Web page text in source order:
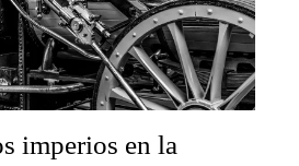
imperios en la